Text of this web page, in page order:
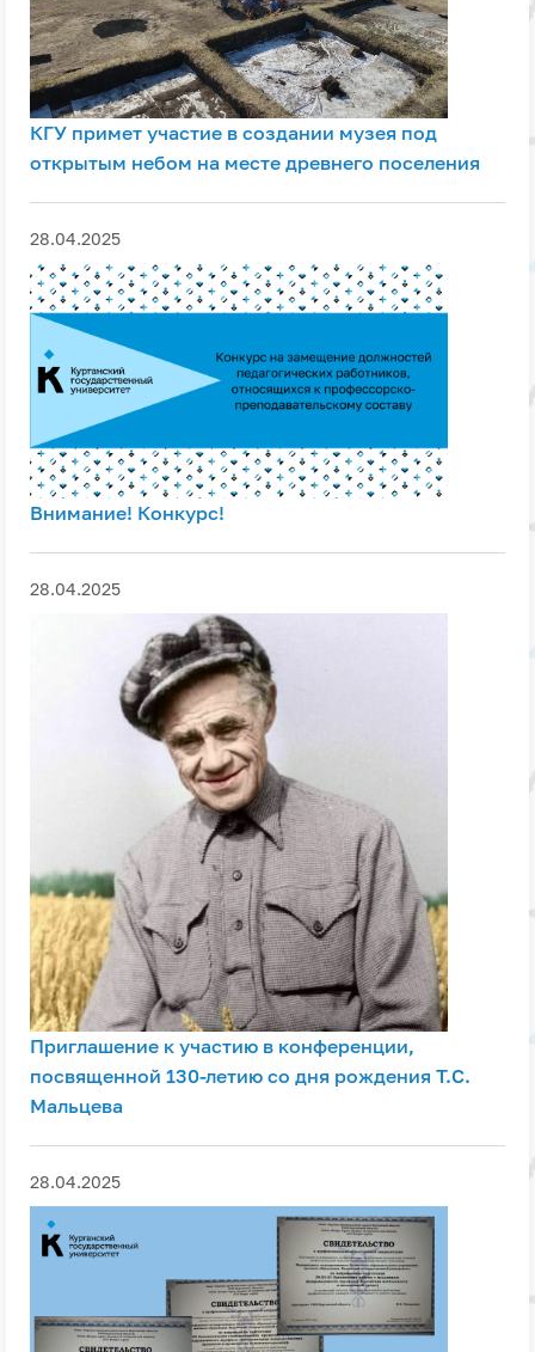
КГУ примет участие в создании музея под
открытым небом на месте древнего поселения
28.04.2025
Внимание! Конкурс!
28.04.2025
Приглашение к участию в конференции,
посвященной 130-летию со дня рождения Т.С.
Мальцева
28.04.2025